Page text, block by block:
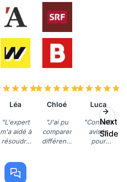
Léa
"L'expert
m'a aidé à
résoudre
problème
de
connexion
Chloé
"J'ai pu
comparer
différents
Luca
"Conseils
avisés
pour
Next
Slide